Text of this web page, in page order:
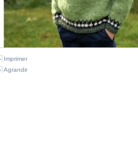
Imprimer
Agrandir